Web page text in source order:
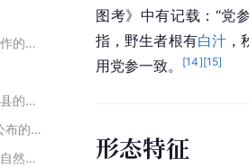
清蒸滋补乌鸡制作的主要配料
张家川回族自治县的药用植物
2002年卫生部公布的可用于保健食品的物品
山西凌井沟省级自然保护区的主要药用植物
图考》中有记载：“党
指，野生者根有白汁
用党参一致。
[14][15]
形态特征